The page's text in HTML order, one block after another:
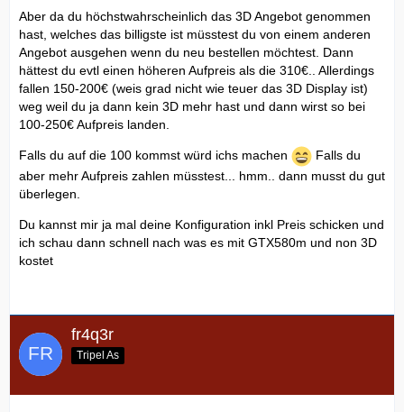
Aber da du höchstwahrscheinlich das 3D Angebot genommen
hast, welches das billigste ist müsstest du von einem anderen
Angebot ausgehen wenn du neu bestellen möchtest. Dann
hättest du evtl einen höheren Aufpreis als die 310€.. Allerdings
fallen 150-200€ (weis grad nicht wie teuer das 3D Display ist)
weg weil du ja dann kein 3D mehr hast und dann wirst so bei
100-250€ Aufpreis landen.
Falls du auf die 100 kommst würd ichs machen
Falls du
aber mehr Aufpreis zahlen müsstest... hmm.. dann musst du gut
überlegen.
Du kannst mir ja mal deine Konfiguration inkl Preis schicken und
ich schau dann schnell nach was es mit GTX580m und non 3D
kostet
fr4q3r
Tripel As